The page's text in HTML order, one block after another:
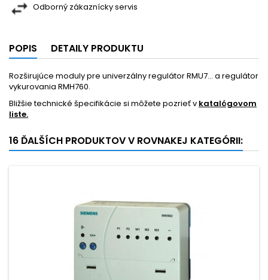
Odborný zákaznícky servis
POPIS DETAILY PRODUKTU
Rozširujúce moduly pre univerzálny regulátor RMU7... a regulátor
vykurovania RMH760.
Bližšie technické špecifikácie si môžete pozrieť v katalógovom
liste.
16 ĎALŠÍCH PRODUKTOV V ROVNAKEJ KATEGÓRII: